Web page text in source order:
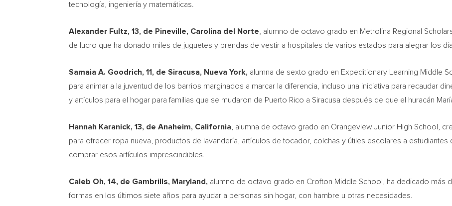
tecnología, ingeniería y matemáticas.
Alexander Fultz, 13, de Pineville, Carolina del Norte , alumno de octavo grado en Metrolina Regional
de lucro que ha donado miles de juguetes y prendas de vestir a hospitales de varios estados para alegrar los
Samaia A. Goodrich, 11, de Siracusa, Nueva York, alumna de sexto grado en Expeditionary Learning Middle
para animar a la juventud de los barrios marginados a marcar la diferencia, incluso una iniciativa para recaudar
y artículos para el hogar para familias que se mudaron de Puerto Rico a Siracusa después de que el huracán
Hannah Karanick, 13, de Anaheim, California , alumna de octavo grado en Orangeview Junior High School,
para ofrecer ropa nueva, productos de lavandería, artículos de tocador, colchas y útiles escolares a
comprar esos artículos imprescindibles.
Caleb Oh, 14, de Gambrills, Maryland , alumno de octavo grado en Crofton Middle School
, ha dedicado más
formas en los últimos siete años para ayudar a personas sin hogar, con hambre u otras necesidades.